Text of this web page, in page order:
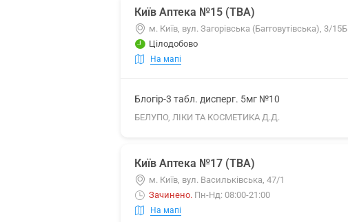
Київ Аптека №15 (ТВА)
м. Київ, вул. Загорівська (Багговутівська), 3/15Б
Цілодобово
На мапі
Блогір-3 табл. дисперг. 5мг №10
БЕЛУПО, ЛІКИ ТА КОСМЕТИКА Д.Д.
Київ Аптека №17 (ТВА)
м. Київ, вул. Васильківська, 47/1
Зачинено. Пн-Нд: 08:00-21:00
На мапі